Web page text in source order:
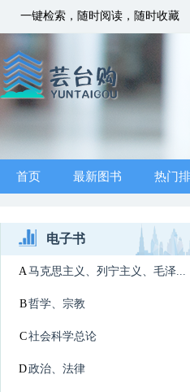
一键检索，随时阅读，随时收藏
首页 最新图书 热门
电子书
A马克思主义、列宁主义、毛泽...
B哲学、宗教
C社会科学总论
D政治、法律